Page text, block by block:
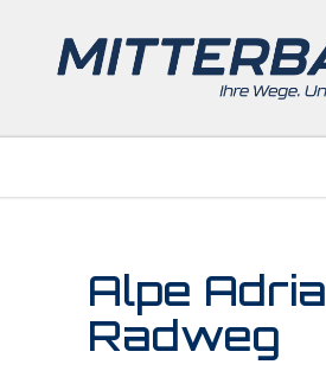
Alpe Adria
Radweg